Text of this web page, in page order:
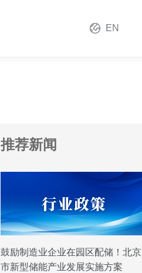
EN
推荐新闻
鼓励制造业企业在园区配储！北京
市新型储能产业发展实施方案